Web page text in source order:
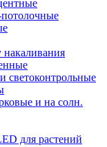
светоконтрольные
и на солн.
для растений